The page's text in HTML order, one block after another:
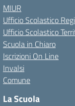
MIUR
Ufficio Scolastico
Ufficio Scolastico
Scuola in Chiaro
Iscrizioni On Line
Invalsi
Comune
La Scuola